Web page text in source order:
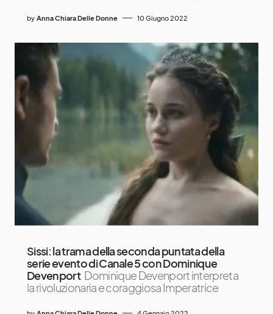
by Anna Chiara Delle Donne 10 Giugno 2022
Sissi: la trama della seconda puntata della
serie evento di Canale 5 con Dominique
Devenport Dominique Devenport interpreta
la rivoluzionaria e coraggiosa Imperatrice